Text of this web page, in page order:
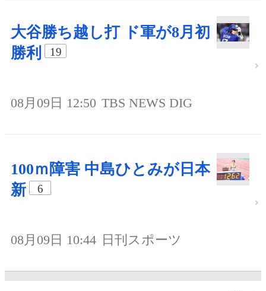
大谷勝ち越し打 ド軍が8月初
勝利
19
08月09日 12:50 TBS NEWS DIG
100ｍ障害 中島ひとみが日本
新
6
08月09日 10:44 日刊スポーツ